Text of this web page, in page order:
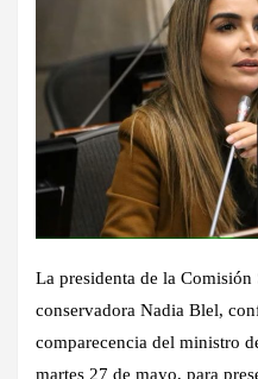
La presidenta de la Comisión
conservadora Nadia Blel,
comparecencia del ministro
martes 27 de mayo, para